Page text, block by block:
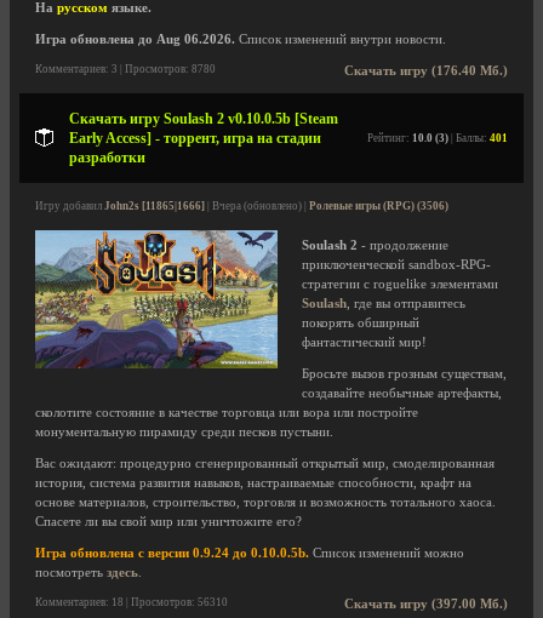
На русском языке.
Игра обновлена до Aug 06.2026. Список изменений внутри новости.
Скачать игру (176.40 Мб.)
Комментариев: 3 | Просмотров: 8780
Скачать игру Soulash 2 v0.10.0.5b [Steam
Early Access] - торрент, игра на стадии
разработки
Рейтинг: 10.0 (3) | Баллы: 401
Игру добавил John2s [11865|1666] | Вчера (обновлено) | Ролевые игры (RPG) (3506)
Soulash 2 - продолжение
приключенческой sandbox-RPG-
стратегии с roguelike элементами
Soulash , где вы отправитесь
покорять обширный
фантастический мир!
Бросьте вызов грозным существам,
создавайте необычные артефакты,
сколотите состояние в качестве торговца или вора или постройте
монументальную пирамиду среди песков пустыни.
Вас ожидают: процедурно сгенерированный открытый мир, смоделированная
история, система развития навыков, настраиваемые способности, крафт на
основе материалов, строительство, торговля и возможность тотального хаоса.
Спасете ли вы свой мир или уничтожите его?
Игра обновлена с версии 0.9.24 до 0.10.0.5b. Список изменений можно
посмотреть здесь
Скачать игру (397.00 Мб.)
Комментариев: 18 | Просмотров: 56310